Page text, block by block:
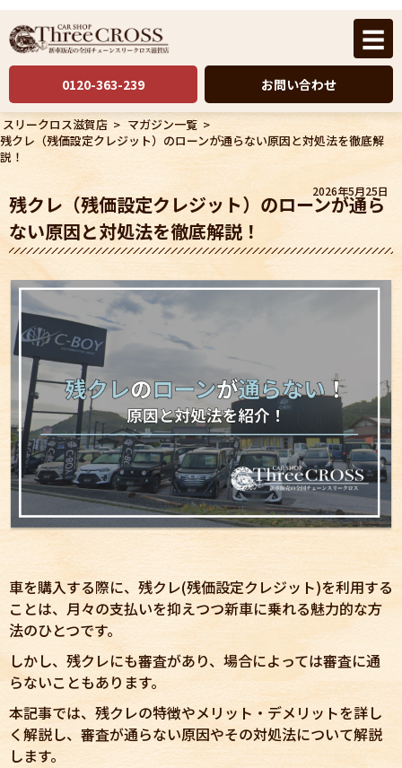
☰
0120-363-239 お問い合わせ
スリークロス滋賀店 > マガジン一覧 >
残クレ（残価設定クレジット）のローンが通らない原因と対処法を徹底解
説！
2026年5月25日
残クレ（残価設定クレジット）のローンが通ら
ない原因と対処法を徹底解説！
車を購入する際に、残クレ(残価設定クレジット)を利用する
ことは、月々の支払いを抑えつつ新車に乗れる魅力的な方
法のひとつです。
しかし、残クレにも審査があり、場合によっては審査に通
らないこともあります。
本記事では、残クレの特徴やメリット・デメリットを詳し
く解説し、審査が通らない原因やその対処法について解説
します。